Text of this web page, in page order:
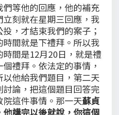
們等他的回應，他的補充
刻就在星期三回應，我
，才結束我們的案子；
間就是下禮拜。所以我
間是12月20日，就是禮
禮拜。依法定的事情，
他給我們題目，第二天
論，把這個題目回答完
這件事情。那一天蘇貞
講完以後就說，你這個